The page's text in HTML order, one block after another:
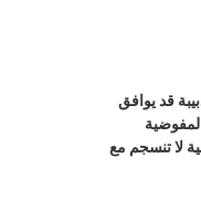
قد يوافق
لا تنسجم مع